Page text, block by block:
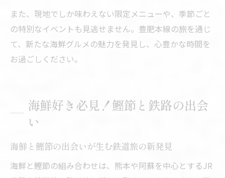
また、現地でしか味わえない限定メニューや、季節ごと
の特別なイベントも見逃せません。豊肥本線の旅を通じ
て、新たな海鮮グルメの魅力を発見し、心豊かな時間を
お過ごしください。
海鮮好き必見！鰹節と鉄路の出会
い
海鮮と鰹節の出会いが生む鉄道旅の新発見
海鮮と鰹節の組み合わせは、熊本や阿蘇を中心とするJR